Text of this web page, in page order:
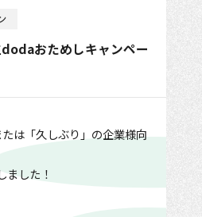
おためしキャンペー
は「久しぶり」の企業様向
ました！